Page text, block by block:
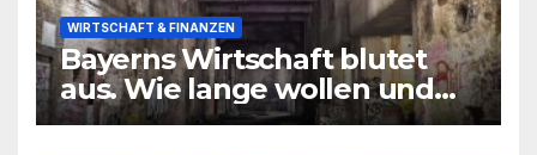
WIRTSCHAFT & FINANZEN
Bayerns Wirtschaft blutet
aus. Wie lange wollen und
können wir uns den